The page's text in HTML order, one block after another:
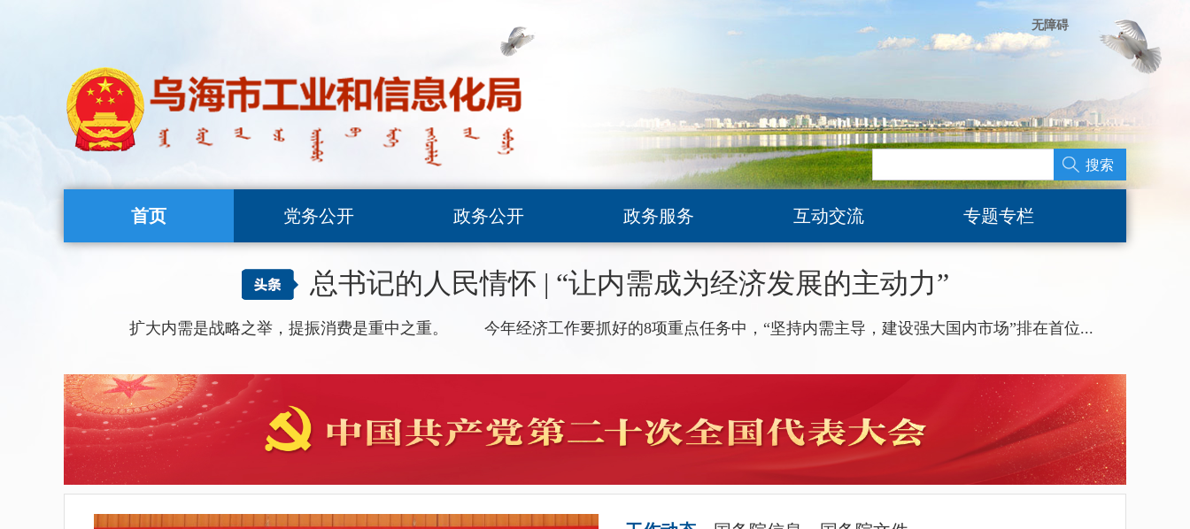
无障碍
搜索
首页 党务公开 政务公开 政务服务 互动交流 专题专栏
总书记的人民情怀 | “让内需成为经济发展的主动力”
扩大内需是战略之举，提振消费是重中之重。 今年经济工作要抓好的8项重点任务中，“坚持内需主导，建设强大国内市场”排在首位...